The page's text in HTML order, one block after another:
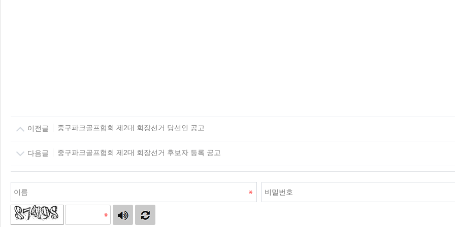
이전글 중구파크골프협회 제2대 회장선거 당선인 공고
다음글 중구파크골프협회 제2대 회장선거 후보자 등록 공고